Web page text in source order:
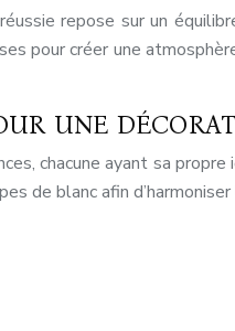
repose sur un
pour créer une
UNE
chacune ayant sa
de blanc afin d’harmoniser